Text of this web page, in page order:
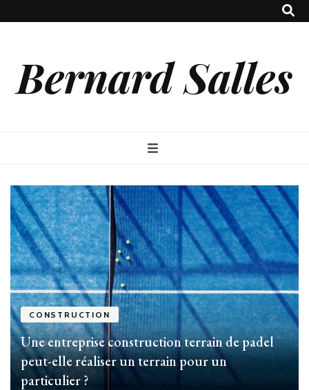
Bernard Salles
CONSTRUCTION
Une entreprise construction terrain de padel
peut-elle réaliser un terrain pour un
particulier ?